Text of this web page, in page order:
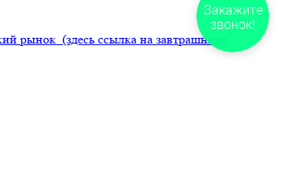
рынок (здесь ссылка на завтрашнюю
Закажите
звонок!